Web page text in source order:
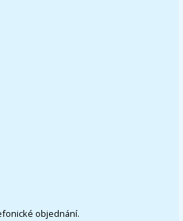
objednání.